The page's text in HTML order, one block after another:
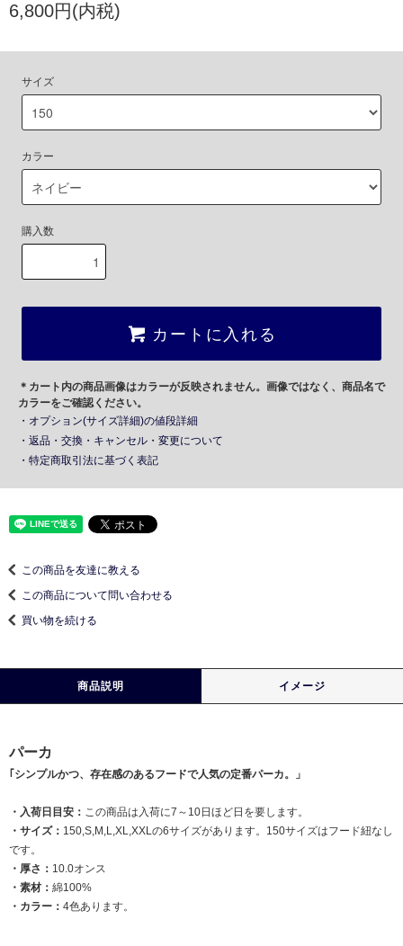
6,800円(内税)
サイズ
カラー
購入数
カートに入れる
＊カート内の商品画像はカラーが反映されません。画像ではなく、商品名で
カラーをご確認ください。
・オプション(サイズ詳細)の値段詳細
・返品・交換・キャンセル・変更について
・特定商取引法に基づく表記
この商品を友達に教える
この商品について問い合わせる
買い物を続ける
商品説明 イメージ
パーカ
｢シンプルかつ、存在感のあるフードで人気の定番パーカ。」
・入荷日目安： この商品は入荷に7～10日ほど日を要します。
・サイズ： 150,S,M,L,XL,XXLの6サイズがあります。150サイズはフード紐なし
です。
・厚さ： 10.0オンス
・素材： 綿100%
・カラー： 4色あります。